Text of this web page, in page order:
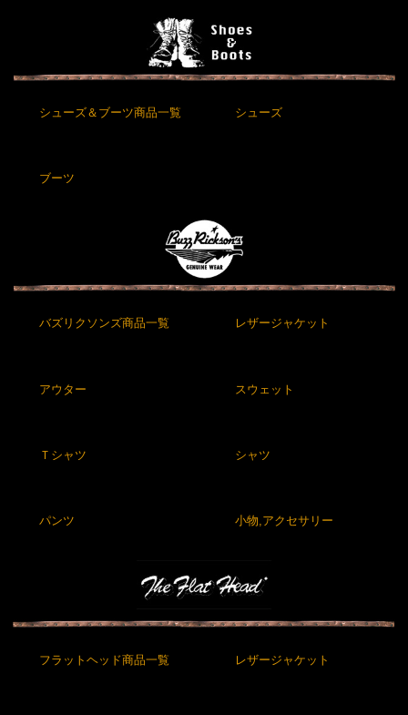
シューズ＆ブーツ商品一覧 シューズ
ブーツ
バズリクソンズ商品一覧 レザージャケット
アウター スウェット
Ｔシャツ シャツ
パンツ 小物,アクセサリー
フラットヘッド商品一覧 レザージャケット